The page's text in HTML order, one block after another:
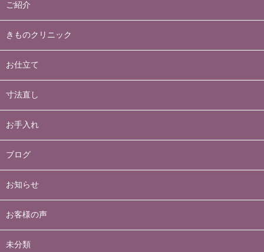
ご紹介
きものクリニック
お仕立て
寸法直し
お手入れ
ブログ
お知らせ
お客様の声
未分類